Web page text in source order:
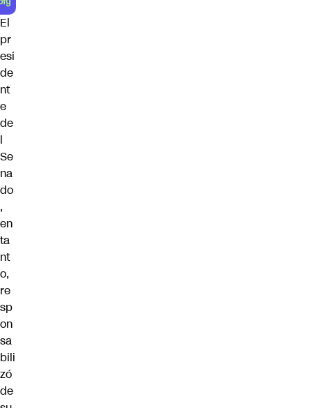
El
pr
esi
de
nt
e
de
l
Se
na
do
,
en
ta
nt
o,
re
sp
on
sa
bili
zó
de